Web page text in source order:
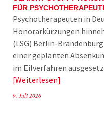
FÜR
Psychotherapeuten in
Honorarkürzungen
(LSG) Berlin-
einer geplanten
im Eilverfahren
Weiterlesen
9. Juli 2026